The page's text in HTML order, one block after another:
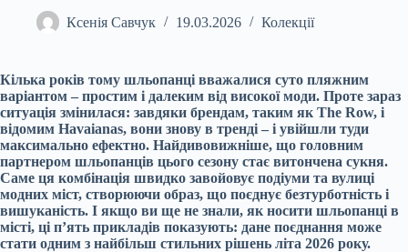
Ксенія Савчук 19.03.2026 Колекції
Кілька років тому шльопанці вважалися суто пляжним
варіантом – простим і далеким від високої моди. Проте зараз
ситуація змінилася: завдяки брендам, таким як The Row, і
відомим Havaianas, вони знову в тренді – і увійшли туди
максимально ефектно. Найдивовижніше, що головним
партнером шльопанців цього сезону стає витончена сукня.
Саме ця комбінація швидко завойовує подіуми та вулиці
модних міст, створюючи образ, що поєднує безтурботність і
вишуканість. І якщо ви ще не знали, як носити шльопанці в
місті, ці п’ять прикладів показують: дане поєднання може
стати одним з найбільш стильних рішень літа 2026 року.